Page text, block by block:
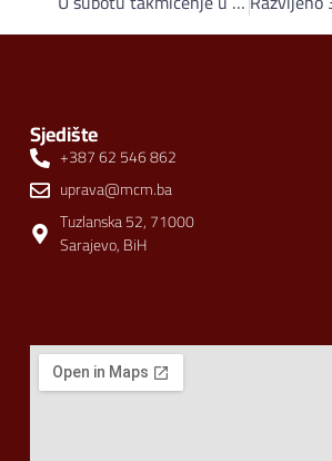
Sjedište
+387 62 546 862
uprava@mcm.ba
Tuzlanska 52, 71000
Sarajevo, BiH